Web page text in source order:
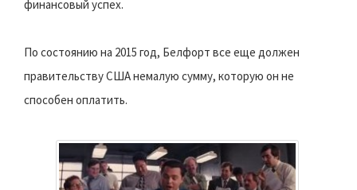
финансовый успех.
По состоянию на 2015 год, Белфорт все еще должен
правительству США немалую сумму, которую он не
способен оплатить.